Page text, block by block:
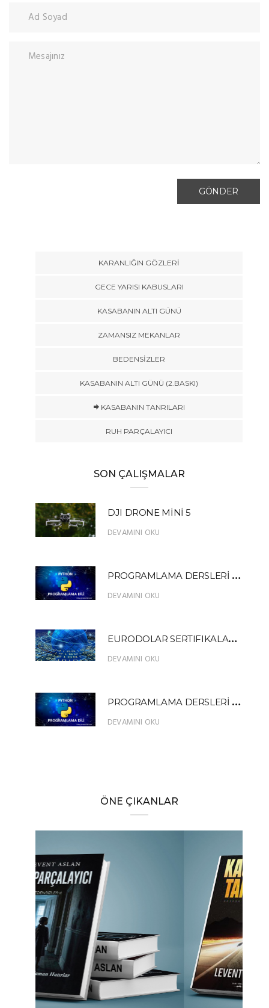
KARANLIĞIN GÖZLERİ
GECE YARISI KABUSLARI
KASABANIN ALTI GÜNÜ
ZAMANSIZ MEKANLAR
BEDENSİZLER
KASABANIN ALTI GÜNÜ (2.BASKI)
KASABANIN TANRILARI
RUH PARÇALAYICI
SON ÇALIŞMALAR
DJI DRONE MİNİ 5
DEVAMINI OKU
P
ROGRAMLAMA DERSLERİ PYTHON 13
DEVAMINI OKU
E
URODOLAR SERTIFIKALARI NEDİR?
DEVAMINI OKU
P
ROGRAMLAMA DERSLERİ PYTHON FIBONACCI SERİSİ ÖRNEK UYGULAMA
DEVAMINI OKU
ÖNE ÇIKANLAR